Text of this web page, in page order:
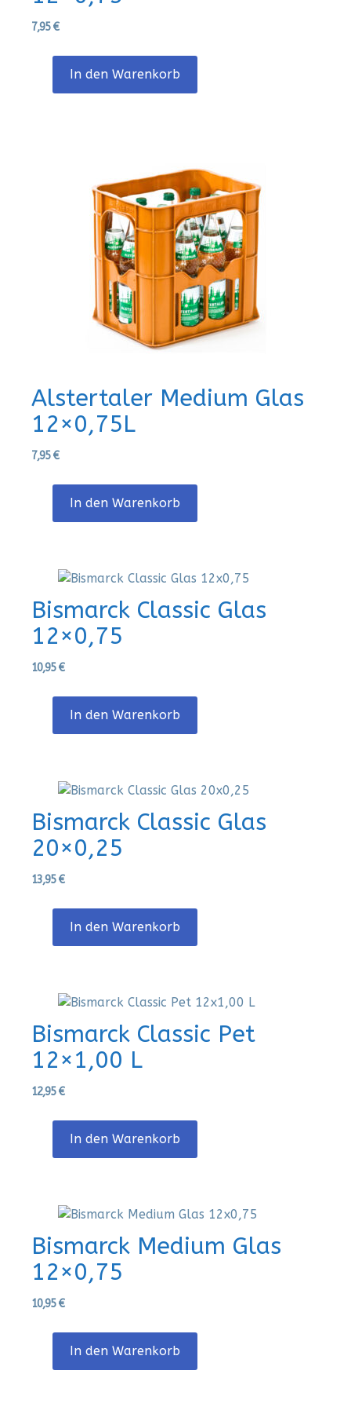
7,95€
In den Warenkorb
Alstertaler Medium Glas
12×0,75L
7,95€
In den Warenkorb
Bismarck Classic Glas
12×0,75
10,95€
In den Warenkorb
Bismarck Classic Glas
20×0,25
13,95€
In den Warenkorb
Bismarck Classic Pet
12×1,00 L
12,95€
In den Warenkorb
Bismarck Medium Glas
12×0,75
10,95€
In den Warenkorb